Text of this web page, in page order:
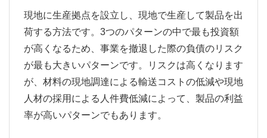
現地に生産拠点を設立し、現地で生産して製品を出
荷する方法です。3つのパターンの中で最も投資額
が高くなるため、事業を撤退した際の負債のリスク
が最も大きいパターンです。リスクは高くなります
が、材料の現地調達による輸送コストの低減や現地
人材の採用による人件費低減によって、製品の利益
率が高いパターンでもあります。